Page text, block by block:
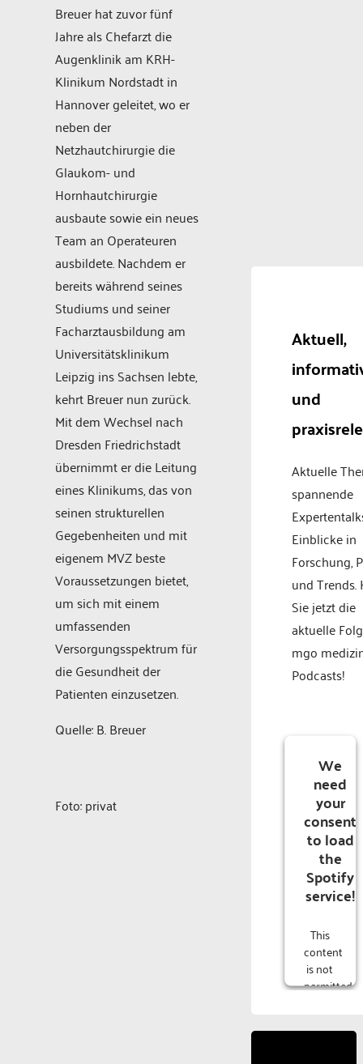
Breuer hat zuvor fünf
Jahre als Chefarzt die
Augenklinik am KRH-
Klinikum Nordstadt in
Hannover geleitet, wo er
neben der
Netzhautchirurgie die
Glaukom- und
Hornhautchirurgie
ausbaute sowie ein neues
Team an Operateuren
ausbildete. Nachdem er
bereits während seines
Studiums und seiner
Facharztausbildung am
Universitätsklinikum
Leipzig ins Sachsen lebte,
kehrt Breuer nun zurück.
Mit dem Wechsel nach
Dresden Friedrichstadt
übernimmt er die Leitung
eines Klinikums, das von
seinen strukturellen
Gegebenheiten und mit
eigenem MVZ beste
Voraussetzungen bietet,
um sich mit einem
umfassenden
Versorgungsspektrum für
die Gesundheit der
Patienten einzusetzen.
Quelle: B. Breuer
Foto: privat
Aktuell,
und
Aktuelle
spannende
Einblicke in
Forschung,
und Trends.
Sie jetzt die
aktuelle
mgo
Podcasts!
We
need
your
consent
to load
the
Spotify
service!
This
content
is not
permitted
due to